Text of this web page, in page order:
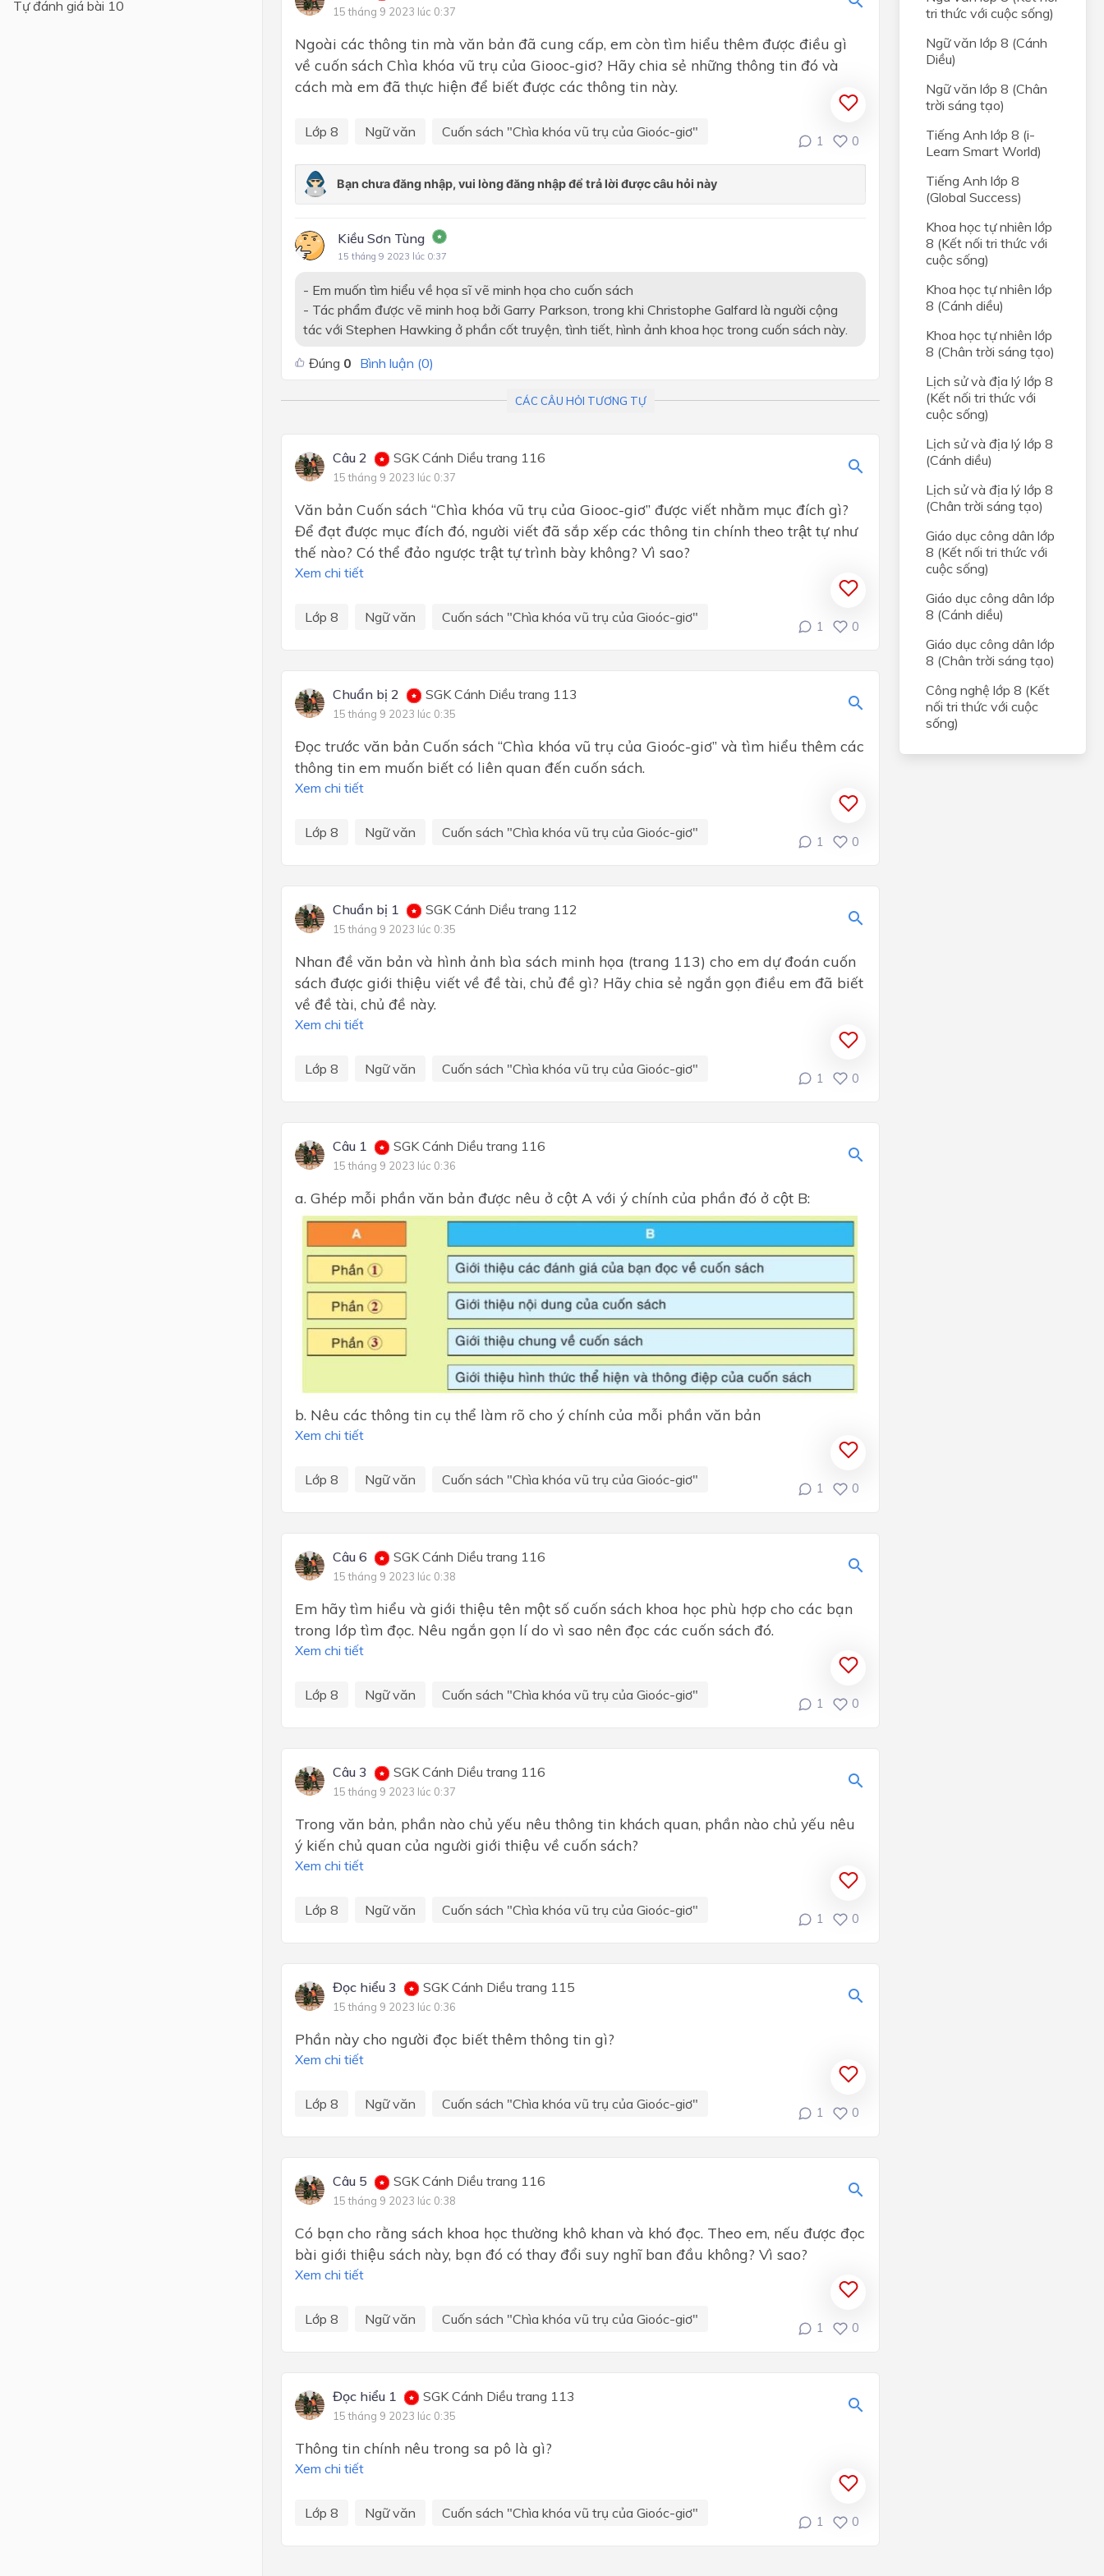
thuyết
Bài 9: Nghị luận văn học
Ôn tập học kì II
Bài 1: Những gương mặt thân
yêu
Bài 4: Sắc thái của tiếng cười
Bài 5: Những tình huống khôi hài
Bài 8: Cánh cửa mở ra thế giới
Tự đánh giá bài 10
15 tháng 9 2023 lúc 0:37
Ngoài các thông tin mà văn bản đã cung cấp, em còn tìm hiểu thêm được điều gì
về cuốn sách Chìa khóa vũ trụ của Giooc-giơ? Hãy chia sẻ những thông tin đó và
cách mà em đã thực hiện để biết được các thông tin này.
Lớp 8 Ngữ văn Cuốn sách "Chìa khóa vũ trụ của Gioóc-giơ"
1 0
Kiều Sơn Tùng
15 tháng 9 2023 lúc 0:37
- Em muốn tìm hiểu về họa sĩ vẽ minh họa cho cuốn sách
- Tác phẩm được vẽ minh hoạ bởi Garry Parkson, trong khi Christophe Galfard là người cộng
tác với Stephen Hawking ở phần cốt truyện, tình tiết, hình ảnh khoa học trong cuốn sách này.
Đúng 0 Bình luận (0)
CÁC CÂU HỎI TƯƠNG TỰ
Câu 2 SGK Cánh Diều trang 116
15 tháng 9 2023 lúc 0:37
Văn bản Cuốn sách “Chìa khóa vũ trụ của Giooc-giơ” được viết nhằm mục đích gì?
Để đạt được mục đích đó, người viết đã sắp xếp các thông tin chính theo trật tự như
thế nào? Có thể đảo ngược trật tự trình bày không? Vì sao?
Xem chi tiết
Lớp 8 Ngữ văn Cuốn sách "Chìa khóa vũ trụ của Gioóc-giơ"
1 0
Chuẩn bị 2 SGK Cánh Diều trang 113
15 tháng 9 2023 lúc 0:35
Đọc trước văn bản Cuốn sách “Chìa khóa vũ trụ của Gioóc-giơ” và tìm hiểu thêm các
thông tin em muốn biết có liên quan đến cuốn sách.
Xem chi tiết
Lớp 8 Ngữ văn Cuốn sách "Chìa khóa vũ trụ của Gioóc-giơ"
1 0
Chuẩn bị 1 SGK Cánh Diều trang 112
15 tháng 9 2023 lúc 0:35
Nhan đề văn bản và hình ảnh bìa sách minh họa (trang 113) cho em dự đoán cuốn
sách được giới thiệu viết về đề tài, chủ đề gì? Hãy chia sẻ ngắn gọn điều em đã biết
về đề tài, chủ đề này.
Xem chi tiết
Lớp 8 Ngữ văn Cuốn sách "Chìa khóa vũ trụ của Gioóc-giơ"
1 0
Câu 1 SGK Cánh Diều trang 116
15 tháng 9 2023 lúc 0:36
a. Ghép mỗi phần văn bản được nêu ở cột A với ý chính của phần đó ở cột B:
b. Nêu các thông tin cụ thể làm rõ cho ý chính của mỗi phần văn bản
Xem chi tiết
Lớp 8 Ngữ văn Cuốn sách "Chìa khóa vũ trụ của Gioóc-giơ"
1 0
Câu 6 SGK Cánh Diều trang 116
15 tháng 9 2023 lúc 0:38
Em hãy tìm hiểu và giới thiệu tên một số cuốn sách khoa học phù hợp cho các bạn
trong lớp tìm đọc. Nêu ngắn gọn lí do vì sao nên đọc các cuốn sách đó.
Xem chi tiết
Lớp 8 Ngữ văn Cuốn sách "Chìa khóa vũ trụ của Gioóc-giơ"
1 0
Câu 3 SGK Cánh Diều trang 116
15 tháng 9 2023 lúc 0:37
Trong văn bản, phần nào chủ yếu nêu thông tin khách quan, phần nào chủ yếu nêu
ý kiến chủ quan của người giới thiệu về cuốn sách?
Xem chi tiết
Lớp 8 Ngữ văn Cuốn sách "Chìa khóa vũ trụ của Gioóc-giơ"
1 0
Đọc hiểu 3 SGK Cánh Diều trang 115
15 tháng 9 2023 lúc 0:36
Phần này cho người đọc biết thêm thông tin gì?
Xem chi tiết
Lớp 8 Ngữ văn Cuốn sách "Chìa khóa vũ trụ của Gioóc-giơ"
1 0
Câu 5 SGK Cánh Diều trang 116
15 tháng 9 2023 lúc 0:38
Có bạn cho rằng sách khoa học thường khô khan và khó đọc. Theo em, nếu được đọc
bài giới thiệu sách này, bạn đó có thay đổi suy nghĩ ban đầu không? Vì sao?
Xem chi tiết
Lớp 8 Ngữ văn Cuốn sách "Chìa khóa vũ trụ của Gioóc-giơ"
1 0
Đọc hiểu 1 SGK Cánh Diều trang 113
15 tháng 9 2023 lúc 0:35
Thông tin chính nêu trong sa pô là gì?
Xem chi tiết
Lớp 8 Ngữ văn Cuốn sách "Chìa khóa vũ trụ của Gioóc-giơ"
1 0
tri thức với cuộc sống)
Ngữ văn lớp 8 (Cánh
Diều)
Ngữ văn lớp 8 (Chân
trời sáng tạo)
Tiếng Anh lớp 8 (i-
Learn Smart World)
Tiếng Anh lớp 8
(Global Success)
Khoa học tự nhiên lớp
8 (Kết nối tri thức với
cuộc sống)
Khoa học tự nhiên lớp
8 (Cánh diều)
Khoa học tự nhiên lớp
8 (Chân trời sáng tạo)
Lịch sử và địa lý lớp 8
(Kết nối tri thức với
cuộc sống)
Lịch sử và địa lý lớp 8
(Cánh diều)
Lịch sử và địa lý lớp 8
(Chân trời sáng tạo)
Giáo dục công dân lớp
8 (Kết nối tri thức với
cuộc sống)
Giáo dục công dân lớp
8 (Cánh diều)
Giáo dục công dân lớp
8 (Chân trời sáng tạo)
Công nghệ lớp 8 (Kết
nối tri thức với cuộc
sống)